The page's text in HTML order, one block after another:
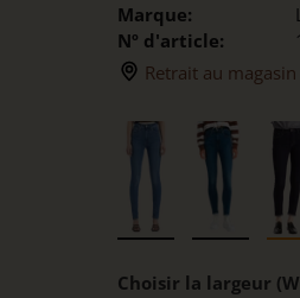
Marque:
Nº d'article:
Retrait au
Choisir la largeur